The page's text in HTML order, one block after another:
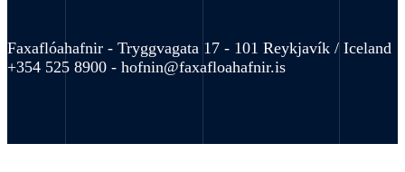
Faxaflóahafnir - Tryggvagata 17 - 101 Reykjavík / Iceland
+354 525 8900 - hofnin@faxafloahafnir.is